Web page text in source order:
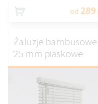
od 289
Żaluzje bambusowe
25 mm piaskowe